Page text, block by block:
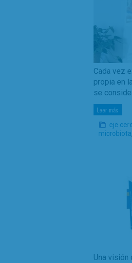
Cada vez
propia en
se
Leer más
eje
microbiota
Una